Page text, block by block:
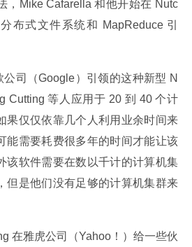
，Mike Cafarella 和他开始在 Nutc
布式文件系统和 MapReduce 引
司（Google）引领的这种新型 N
Cutting 等人应用于 20 到 40 个计
果仅仅依靠几个人利用业余时间来
能需要耗费很多年的时间才能让该
该软件需要在数以千计的计算机集
但是他们没有足够的计算机集群来
在雅虎公司（Yahoo！）给一些伙